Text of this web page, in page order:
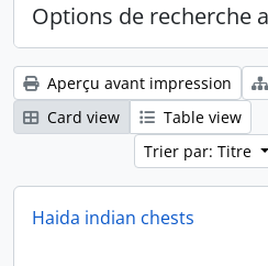
Options de recherche
Aperçu avant impression
Card view
Table view
Trier par: Titre
Haida indian chests